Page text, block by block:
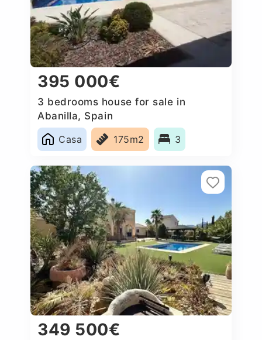
395 000€
3 bedrooms house for sale in
Abanilla, Spain
Casa
175m2 3
349 500€